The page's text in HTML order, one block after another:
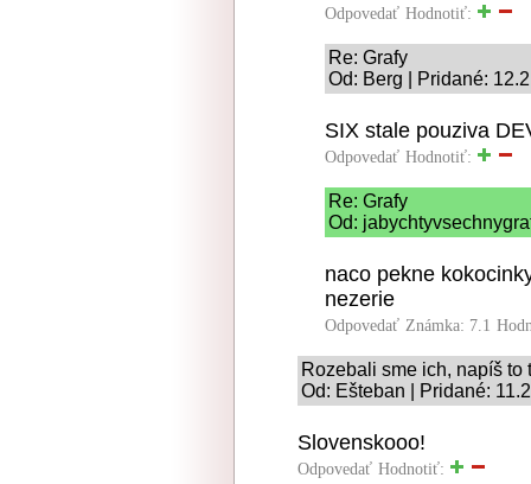
Odpovedať Hodnotiť:
Re: Grafy
Od: Berg | Pridané:
SIX stale pouziva
Odpovedať Hodnotiť:
Re: Grafy
Od:
naco pekne
nezerie
Odpovedať Známka: 7.1
Rozebali sme ich, napíš to
Od: Ešteban | Pridané:
Slovenskooo!
Odpovedať Hodnotiť: